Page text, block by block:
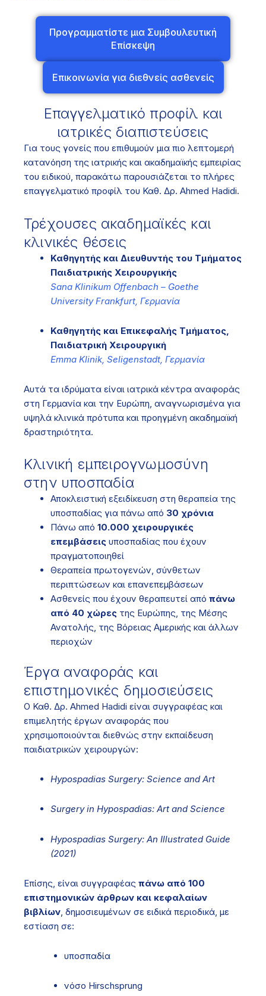
Προγραμματίστε μια Συμβουλευτική
Επίσκεψη
Επικοινωνία για διεθνείς ασθενείς
Επαγγελματικό προφίλ και
ιατρικές διαπιστεύσεις
Για τους γονείς που επιθυμούν μια πιο λεπτομερή
κατανόηση της ιατρικής και ακαδημαϊκής εμπειρίας
του ειδικού, παρακάτω παρουσιάζεται το πλήρες
επαγγελματικό προφίλ του Καθ. Δρ. Ahmed Hadidi.
Τρέχουσες ακαδημαϊκές και
κλινικές θέσεις
Καθηγητής και Διευθυντής του Τμήματος
Παιδιατρικής Χειρουργικής
Sana Klinikum Offenbach – Goethe
University Frankfurt, Γερμανία
Καθηγητής και Επικεφαλής Τμήματος,
Παιδιατρική Χειρουργική
Emma Klinik, Seligenstadt, Γερμανία
Αυτά τα ιδρύματα είναι ιατρικά κέντρα αναφοράς
στη Γερμανία και την Ευρώπη, αναγνωρισμένα για
υψηλά κλινικά πρότυπα και προηγμένη ακαδημαϊκή
δραστηριότητα.
Κλινική εμπειρογνωμοσύνη
στην υποσπαδία
Αποκλειστική εξειδίκευση στη θεραπεία της
υποσπαδίας για πάνω από 30 χρόνια
Πάνω από 10.000 χειρουργικές
επεμβάσεις υποσπαδίας που έχουν
πραγματοποιηθεί
Θεραπεία πρωτογενών, σύνθετων
περιπτώσεων και επανεπεμβάσεων
Ασθενείς που έχουν θεραπευτεί από πάνω
από 40 χώρες της Ευρώπης, της Μέσης
Ανατολής, της Βόρειας Αμερικής και άλλων
περιοχών
Έργα αναφοράς και
επιστημονικές δημοσιεύσεις
Ο Καθ. Δρ. Ahmed Hadidi είναι συγγραφέας και
επιμελητής έργων αναφοράς που
χρησιμοποιούνται διεθνώς στην εκπαίδευση
παιδιατρικών χειρουργών:
Hypospadias Surgery: Science and Art
Surgery in Hypospadias: Art and Science
Hypospadias Surgery: An Illustrated Guide
(2021)
Επίσης, είναι συγγραφέας πάνω από 100
επιστημονικών άρθρων και κεφαλαίων
βιβλίων , δημοσιευμένων σε ειδικά περιοδικά, με
εστίαση σε:
υποσπαδία
νόσο Hirschsprung